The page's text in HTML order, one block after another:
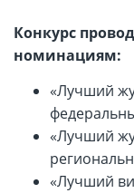
Конкурс
номинациям:
«Лучший
«Лучший
«Лучший